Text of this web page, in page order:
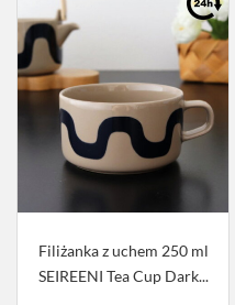
Filiżanka z uchem 250 ml
SEIREENI Tea Cup Dark...